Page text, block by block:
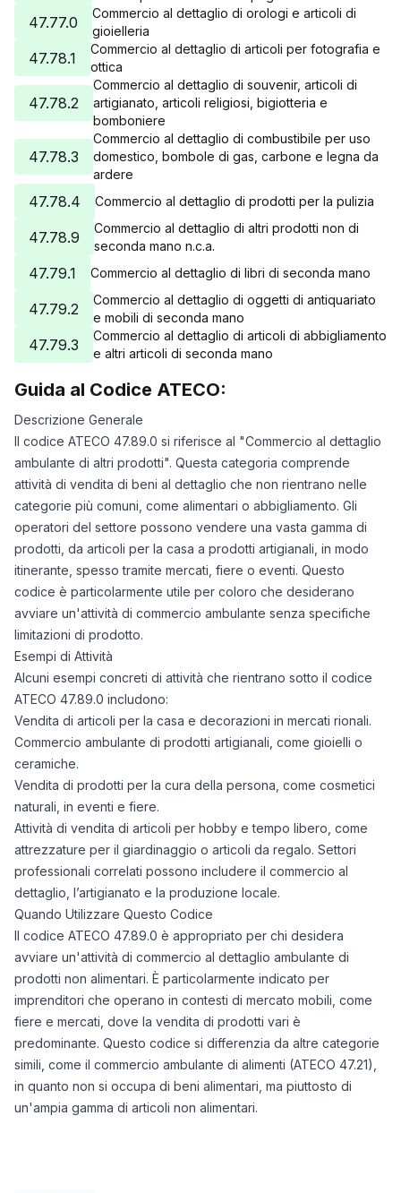
47.77.0
Commercio al dettaglio di orologi e articoli di
gioielleria
47.78.1
Commercio al dettaglio di articoli per fotografia e
ottica
47.78.2
Commercio al dettaglio di souvenir, articoli di
artigianato, articoli religiosi, bigiotteria e
bomboniere
47.78.3
Commercio al dettaglio di combustibile per uso
domestico, bombole di gas, carbone e legna da
ardere
47.78.4 Commercio al dettaglio di prodotti per la pulizia
47.78.9
Commercio al dettaglio di altri prodotti non di
seconda mano n.c.a.
47.79.1 Commercio al dettaglio di libri di seconda mano
47.79.2
Commercio al dettaglio di oggetti di antiquariato
e mobili di seconda mano
47.79.3
Commercio al dettaglio di articoli di abbigliamento
e altri articoli di seconda mano
Guida al Codice ATECO:
Descrizione Generale
Il codice ATECO 47.89.0 si riferisce al "Commercio al dettaglio
ambulante di altri prodotti". Questa categoria comprende
attività di vendita di beni al dettaglio che non rientrano nelle
categorie più comuni, come alimentari o abbigliamento. Gli
operatori del settore possono vendere una vasta gamma di
prodotti, da articoli per la casa a prodotti artigianali, in modo
itinerante, spesso tramite mercati, fiere o eventi. Questo
codice è particolarmente utile per coloro che desiderano
avviare un'attività di commercio ambulante senza specifiche
limitazioni di prodotto.
Esempi di Attività
Alcuni esempi concreti di attività che rientrano sotto il codice
ATECO 47.89.0 includono:
Vendita di articoli per la casa e decorazioni in mercati rionali.
Commercio ambulante di prodotti artigianali, come gioielli o
ceramiche.
Vendita di prodotti per la cura della persona, come cosmetici
naturali, in eventi e fiere.
Attività di vendita di articoli per hobby e tempo libero, come
attrezzature per il giardinaggio o articoli da regalo. Settori
professionali correlati possono includere il commercio al
dettaglio, l’artigianato e la produzione locale.
Quando Utilizzare Questo Codice
Il codice ATECO 47.89.0 è appropriato per chi desidera
avviare un'attività di commercio al dettaglio ambulante di
prodotti non alimentari. È particolarmente indicato per
imprenditori che operano in contesti di mercato mobili, come
fiere e mercati, dove la vendita di prodotti vari è
predominante. Questo codice si differenzia da altre categorie
simili, come il commercio ambulante di alimenti (ATECO 47.21),
in quanto non si occupa di beni alimentari, ma piuttosto di
un'ampia gamma di articoli non alimentari.